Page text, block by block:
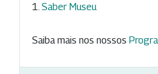
Saber Museu
Saiba mais nos nossos